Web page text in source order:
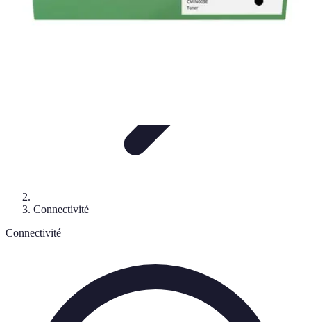
Connectivité
Connectivité